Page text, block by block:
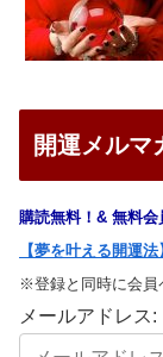
開運メルマ
購読無料！& 無料会
【夢を叶える開運
※登録と同時に会員
メールアドレス: